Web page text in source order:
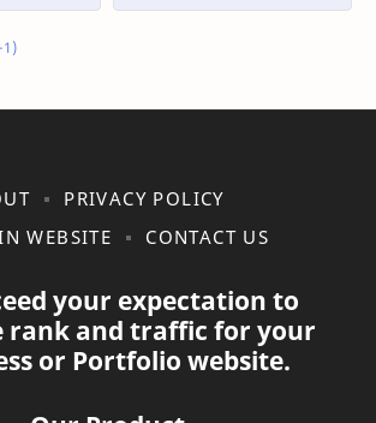
PRIVACY POLICY
WEBSITE
CONTACT US
your expectation to
rank and traffic for your
or Portfolio website.